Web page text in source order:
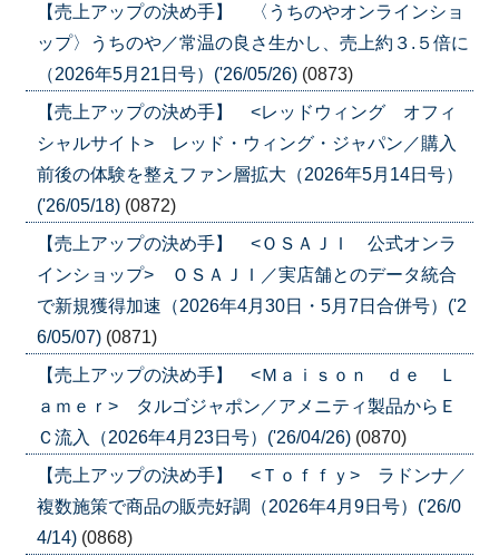
【売上アップの決め手】 〈うちのやオンラインショ
ップ〉うちのや／常温の良さ生かし、売上約３.５倍に
（2026年5月21日号）('26/05/26) (0873)
【売上アップの決め手】 <レッドウィング オフィ
シャルサイト> レッド・ウィング・ジャパン／購入
前後の体験を整えファン層拡大（2026年5月14日号）
('26/05/18) (0872)
【売上アップの決め手】 <ＯＳＡＪＩ 公式オンラ
インショップ> ＯＳＡＪＩ／実店舗とのデータ統合
で新規獲得加速（2026年4月30日・5月7日合併号）('2
6/05/07) (0871)
【売上アップの決め手】 <Ｍａｉｓｏｎ ｄｅ Ｌ
ａｍｅｒ> タルゴジャポン／アメニティ製品からＥ
Ｃ流入（2026年4月23日号）('26/04/26) (0870)
【売上アップの決め手】 <Ｔｏｆｆｙ> ラドンナ／
複数施策で商品の販売好調（2026年4月9日号）('26/0
4/14) (0868)